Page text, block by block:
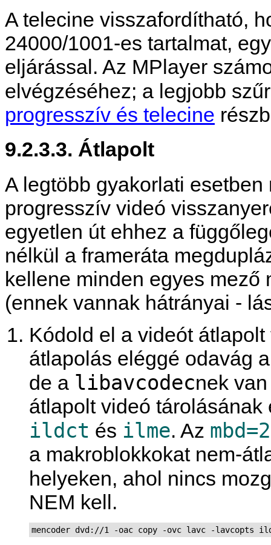
A telecine visszafordítható,
24000/1001-es tartalmat,
eljárással. Az MPlayer
elvégzéséhez; a legjobb
progresszív és telecine
9.2.3.3. Átlapolt
A legtöbb gyakorlati
progresszív videó
egyetlen út ehhez a
nélkül a frameráta
kellene minden egyes
(ennek vannak hátrányai -
Kódold el a videót
átlapolás eléggé odavág
de a libavcodecnek
átlapolt videó
ildct és ilme. Az mbd=2
a makroblokkokat nem-
helyeken, ahol nincs
NEM kell.
mencoder dvd://1 -oac copy -ovc lavc -lavcopts